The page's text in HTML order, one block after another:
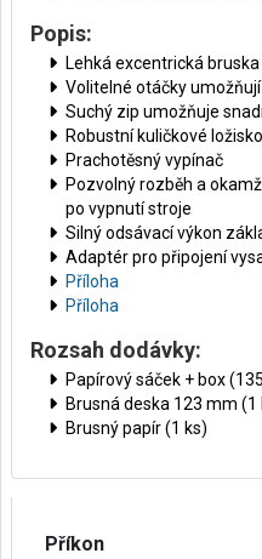
Popis:
Lehká excentrická
Volitelné otáčky
Suchý zip umožňuje
Robustní kuličkové ložisko
Prachotěsný vypínač
Pozvolný rozběh a
po vypnutí stroje
Silný odsávací výkon
Adaptér pro připojení
Příloha
Příloha
Rozsah dodávky:
Papírový sáček + box
Brusná deska 123 mm (1
Brusný papír (1 ks)
Příkon